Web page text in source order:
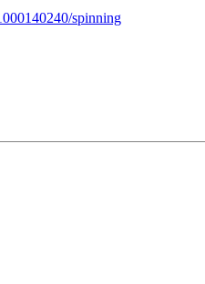
spinning